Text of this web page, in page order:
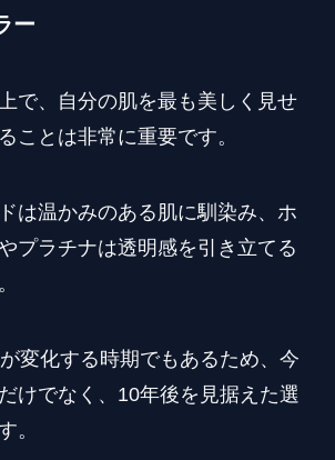
ー
で、自分の肌を最も美しく見せ
ことは非常に重要です。
は温かみのある肌に馴染み、ホ
プラチナは透明感を引き立てる
変化する時期でもあるため、今
けでなく、10年後を見据えた選
。